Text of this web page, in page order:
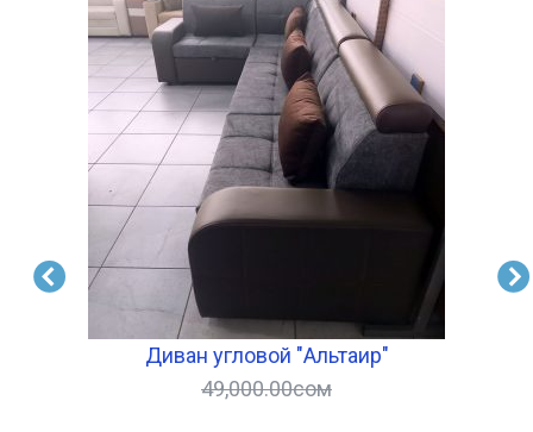
Диван угловой "Альтаир"
49,000.00сом